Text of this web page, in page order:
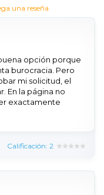
una reseña
opción porque
burocracia. Pero
mi solicitud, el
En la página no
exactamente
Calificación: 2